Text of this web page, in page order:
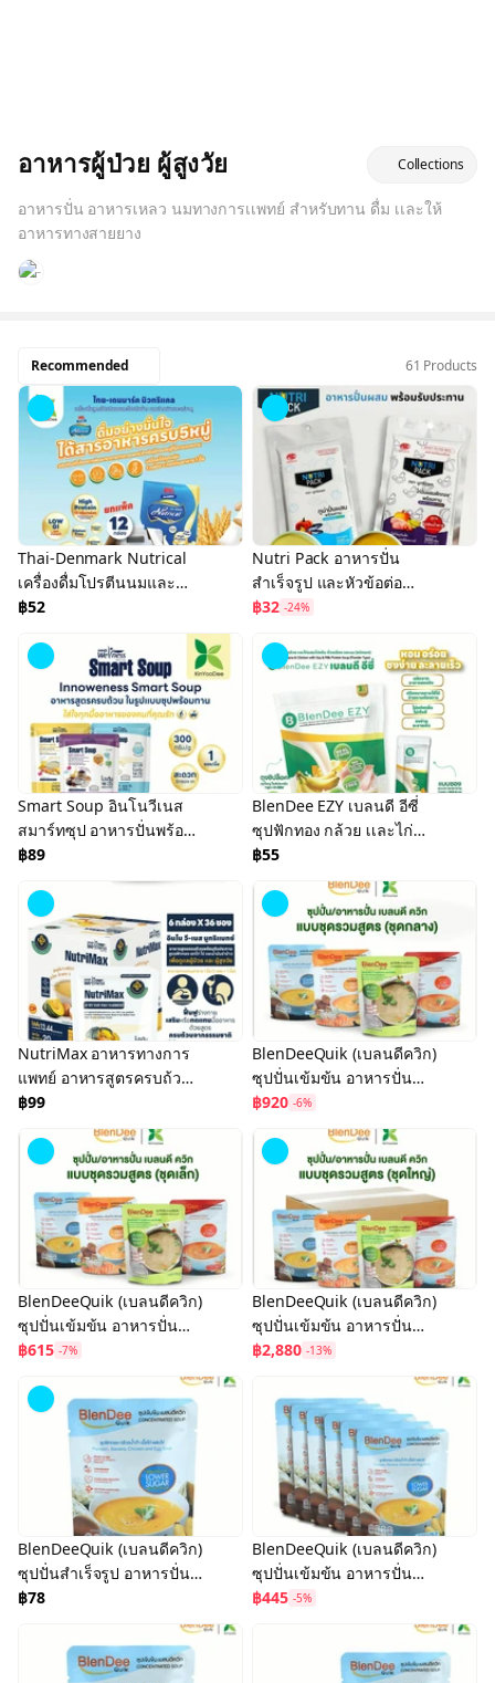
อาหารผู้ป่วย ผู้สูงวัย Collections
อาหารปั่น อาหารเหลว นมทางการเเพทย์ สำหรับทาน ดื่ม เเละให้
อาหารทางสายยาง
Recommended 61 Products
Thai-Denmark Nutrical
เครื่องดื่มโปรตีนนมและ
ข้าว ผสมวิตามินและแร่ธาตุ
(ตราไทย-เดนมาร์ค นิวทริ
แคล)
฿52
Nutri Pack อาหารปั่น
สำเร็จรูป และหัวข้อต่อ
อาหารทางสายยาง อาหาร
฿32 -24%
Smart Soup อินโนวีเนส
สมาร์ทซุป อาหารปั่นพร้อม
ทาน
฿89
BlenDee EZY เบลนดี อีซี่
ซุปฟักทอง กล้วย เเละไก่
ชนิดผง BlenDee EZY
฿55
NutriMax อาหารทางการ
แพทย์ อาหารสูตรครบถ้วน
พร้อมทาน
฿99
BlenDeeQuik (เบลนดีควิก)
ซุปปั่นเข้มข้น อาหารปั่น
สำเร็จรูป (เซ็ตรวม 12 ซอง/
สูตรละ 3 ซอง)
฿920 -6%
BlenDeeQuik (เบลนดีควิก)
ซุปปั่นเข้มข้น อาหารปั่น
สำเร็จรูป (เซ็ตรวม 8 ซอง/
฿615 -7%
BlenDeeQuik (เบลนดีควิก)
ซุปปั่นเข้มข้น อาหารปั่น
สำเร็จรูป (เซ็ตรวม 40 ซอง/
฿2,880 -13%
BlenDeeQuik (เบลนดีควิก)
ซุปปั่นสำเร็จรูป อาหารปั่น
เสำเร็จรูป สูตรเนื้อไก่
฿78
BlenDeeQuik (เบลนดีควิก)
ซุปปั่นเข้มข้น อาหารปั่น
สำเร็จรูป สูตร Low Sugar ,
Low Sodium : แพ็ค 6 ซอง
฿445 -5%